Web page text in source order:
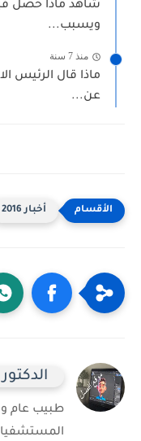
شاهد ماذا حصل
ويسبب...
منذ 7 سنة
ماذا قال الرئيس
عن...
أخبار 2016
طبيب عام